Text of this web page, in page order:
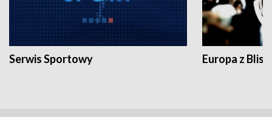
Serwis Sportowy Europa z